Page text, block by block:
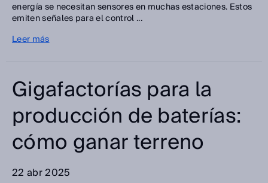
energía se necesitan sensores en muchas estaciones. Estos
emiten señales para el control ...
Leer más
Gigafactorías para la
producción de baterías:
cómo ganar terreno
22 abr 2025